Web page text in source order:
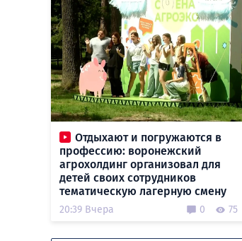
Отдыхают и погружаются в
профессию: воронежский
агрохолдинг организовал для
детей своих сотрудников
тематическую лагерную смену
20:39 Вчера 0 75